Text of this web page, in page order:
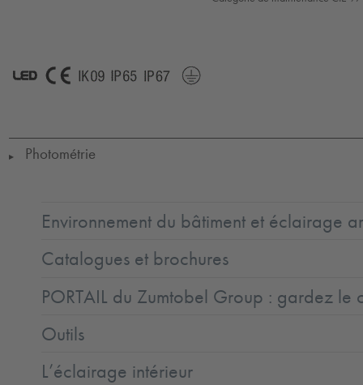
▶ Photométrie
Environnement du bâtiment et éclairage
Catalogues et brochures
PORTAIL du Zumtobel Group : gardez le
Outils
L’éclairage intérieur